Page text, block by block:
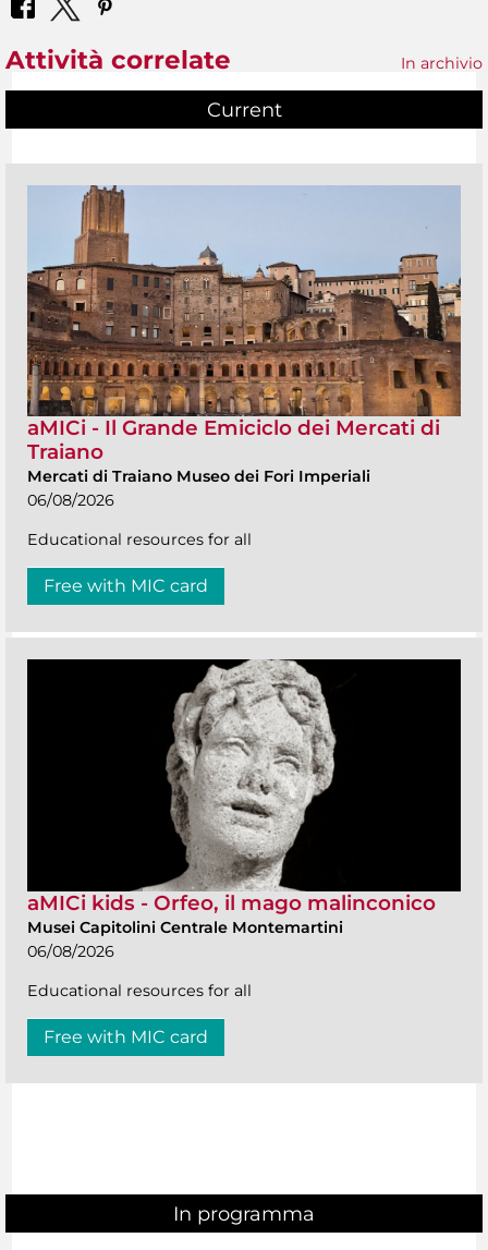
Attività correlate In archivio
Current(active tab)
aMICi - Il Grande Emiciclo dei Mercati di
Traiano
Mercati di Traiano Museo dei Fori Imperiali
06/08/2026
Educational resources for all
Free with MIC card
aMICi kids - Orfeo, il mago malinconico
Musei Capitolini Centrale Montemartini
06/08/2026
Educational resources for all
Free with MIC card
In programma